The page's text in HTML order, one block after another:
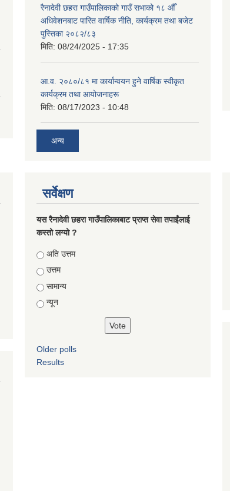
रैनादेवी छहरा गाउँपालिकाको गाउँ सभाको १८ औँ
अधिवेशनबाट पारित वार्षिक नीति, कार्यक्रम तथा बजेट
पुस्तिका २०८२/८३
मिति: 08/24/2025 - 17:35
आ.व. २०८०/८१ मा कार्यान्वयन हुने वार्षिक स्वीकृत
कार्यक्रम तथा आयोजनाहरू
मिति: 08/17/2023 - 10:48
अन्य
सर्वेक्षण
यस रैनादेवी छहरा गाउँपालिकाबाट प्राप्त सेवा तपाईंलाई
कस्तो लग्यो ?
Choices
अति उत्तम
उत्तम
सामान्य
न्यून
Older polls
Results